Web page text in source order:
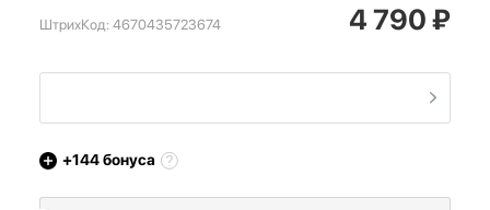
ШтрихКод: 4670435723674 4 790₽
+144бонуса